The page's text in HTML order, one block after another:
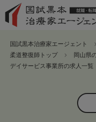
国試黒本治療家エージェント
柔道整復師トップ
岡山県
デイサービス事業所の求人一覧